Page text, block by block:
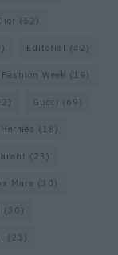
(52)
Editorial (42)
Fashion Week (19)
Gucci (69)
Hermès (18)
(23)
Mara (30)
(30)
(23)